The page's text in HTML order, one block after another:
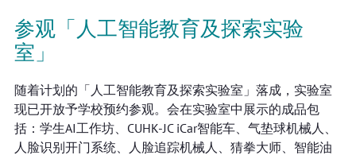
参观「人工智能教育及探索实验
室」
随着计划的「人工智能教育及探索实验室」落成，实验室
现已开放予学校预约参观。会在实验室中展示的成品包
括：学生AI工作坊、CUHK-JC iCar智能车、气垫球机械人、
人脸识别开门系统、人脸追踪机械人、猜拳大师、智能油